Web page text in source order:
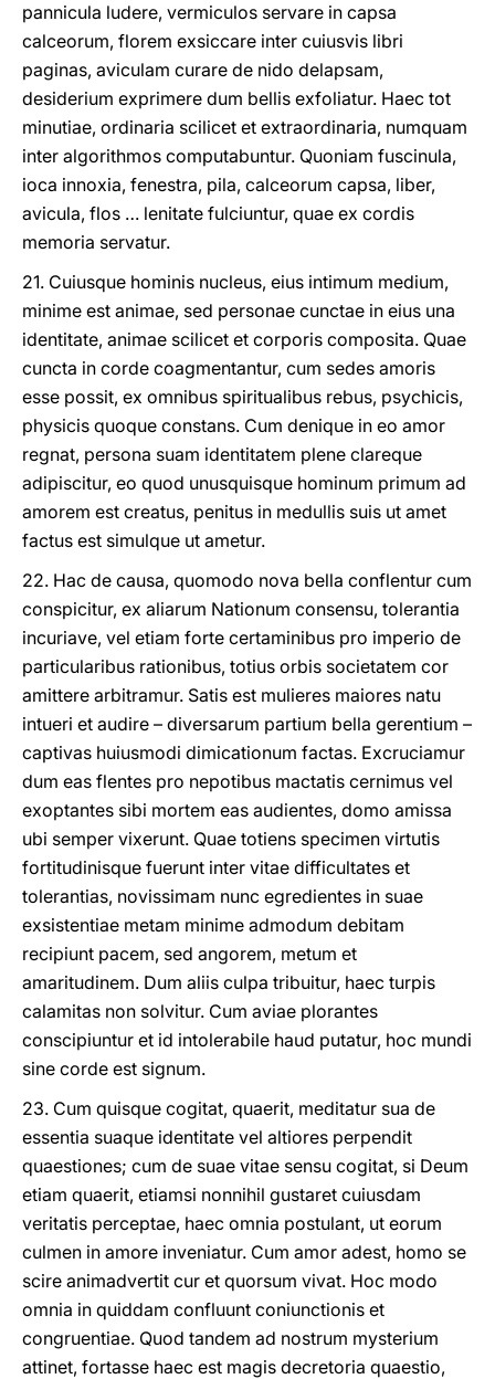
pannicula ludere, vermiculos servare in capsa
calceorum, florem exsiccare inter cuiusvis libri
paginas, aviculam curare de nido delapsam,
desiderium exprimere dum bellis exfoliatur. Haec tot
minutiae, ordinaria scilicet et extraordinaria, numquam
inter algorithmos computabuntur. Quoniam fuscinula,
ioca innoxia, fenestra, pila, calceorum capsa, liber,
avicula, flos … lenitate fulciuntur, quae ex cordis
memoria servatur.
21. Cuiusque hominis nucleus, eius intimum medium,
minime est animae, sed personae cunctae in eius una
identitate, animae scilicet et corporis composita. Quae
cuncta in corde coagmentantur, cum sedes amoris
esse possit, ex omnibus spiritualibus rebus, psychicis,
physicis quoque constans. Cum denique in eo amor
regnat, persona suam identitatem plene clareque
adipiscitur, eo quod unusquisque hominum primum ad
amorem est creatus, penitus in medullis suis ut amet
factus est simulque ut ametur.
22. Hac de causa, quomodo nova bella conflentur cum
conspicitur, ex aliarum Nationum consensu, tolerantia
incuriave, vel etiam forte certaminibus pro imperio de
particularibus rationibus, totius orbis societatem cor
amittere arbitramur. Satis est mulieres maiores natu
intueri et audire – diversarum partium bella gerentium –
captivas huiusmodi dimicationum factas. Excruciamur
dum eas flentes pro nepotibus mactatis cernimus vel
exoptantes sibi mortem eas audientes, domo amissa
ubi semper vixerunt. Quae totiens specimen virtutis
fortitudinisque fuerunt inter vitae difficultates et
tolerantias, novissimam nunc egredientes in suae
exsistentiae metam minime admodum debitam
recipiunt pacem, sed angorem, metum et
amaritudinem. Dum aliis culpa tribuitur, haec turpis
calamitas non solvitur. Cum aviae plorantes
conscipiuntur et id intolerabile haud putatur, hoc mundi
sine corde est signum.
23. Cum quisque cogitat, quaerit, meditatur sua de
essentia suaque identitate vel altiores perpendit
quaestiones; cum de suae vitae sensu cogitat, si Deum
etiam quaerit, etiamsi nonnihil gustaret cuiusdam
veritatis perceptae, haec omnia postulant, ut eorum
culmen in amore inveniatur. Cum amor adest, homo se
scire animadvertit cur et quorsum vivat. Hoc modo
omnia in quiddam confluunt coniunctionis et
congruentiae. Quod tandem ad nostrum mysterium
attinet, fortasse haec est magis decretoria quaestio,